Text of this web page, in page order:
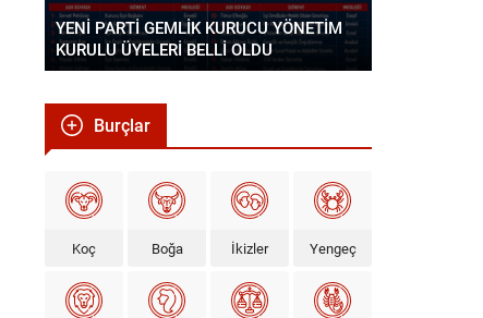
YENİ PARTİ GEMLİK KURUCU YÖNETİM
KURULU ÜYELERİ BELLİ OLDU
Burçlar
Koç Boğa İkizler Yengeç